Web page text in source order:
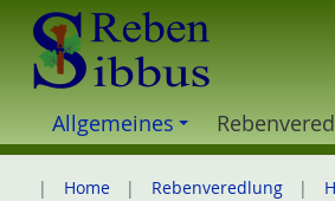
n
Allgemeines
Home Rebenveredlung